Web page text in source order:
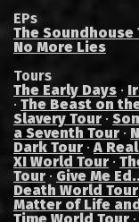
EPs
The Soundhouse
No More Lies
Tours
The Early Days ·
· The Beast on
Slavery Tour ·
a Seventh Tour ·
Dark Tour ·A
XI World Tour ·
Tour · Give Me
Death World Tour
Matter of Life